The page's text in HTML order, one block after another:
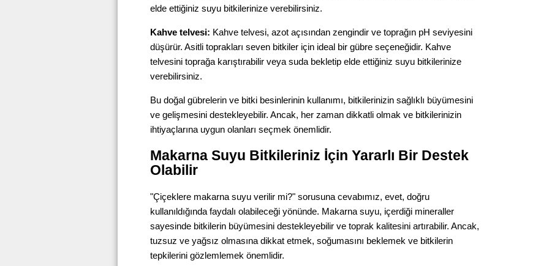
elde ettiğiniz suyu bitkilerinize verebilirsiniz.
Kahve telvesi: Kahve telvesi, azot açısından zengindir ve toprağın pH seviyesini
düşürür. Asitli toprakları seven bitkiler için ideal bir gübre seçeneğidir. Kahve
telvesini toprağa karıştırabilir veya suda bekletip elde ettiğiniz suyu bitkilerinize
verebilirsiniz.
Bu doğal gübrelerin ve bitki besinlerinin kullanımı, bitkilerinizin sağlıklı büyümesini
ve gelişmesini destekleyebilir. Ancak, her zaman dikkatli olmak ve bitkilerinizin
ihtiyaçlarına uygun olanları seçmek önemlidir.
Makarna Suyu Bitkileriniz İçin Yararlı Bir Destek
Olabilir
"Çiçeklere makarna suyu verilir mi?" sorusuna cevabımız, evet, doğru
kullanıldığında faydalı olabileceği yönünde. Makarna suyu, içerdiği mineraller
sayesinde bitkilerin büyümesini destekleyebilir ve toprak kalitesini artırabilir. Ancak,
tuzsuz ve yağsız olmasına dikkat etmek, soğumasını beklemek ve bitkilerin
tepkilerini gözlemlemek önemlidir.